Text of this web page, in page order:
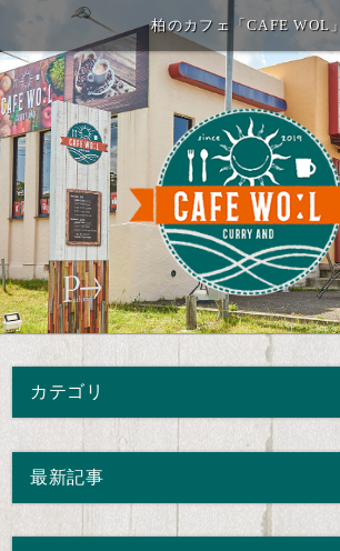
柏のカフェ「CAFE WOL」
カテゴリ
最新記事